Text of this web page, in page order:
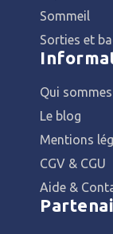
Sommeil
Sorties et
Qui
Le blog
Mentions
CGV & CGU
Aide &